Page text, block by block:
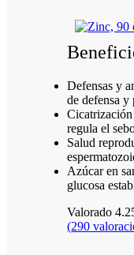
Defensas y
de defensa y
regula el
Salud
Azúcar en
glucosa
Valorado
(290